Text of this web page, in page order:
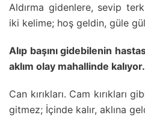
Aldırma gidenlere, sevip
iki kelime; hoş geldin, güle
Alıp başını gidebilenin
aklım olay mahallinde kalıyor.
Can kırıkları. Cam kırıkları
gitmez; İçinde kalır, aklına